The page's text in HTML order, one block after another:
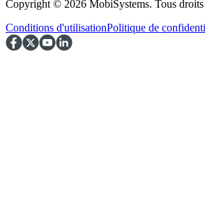
Copyright © 2026 MobiSystems. Tous droits
Conditions d'utilisationPolitique de